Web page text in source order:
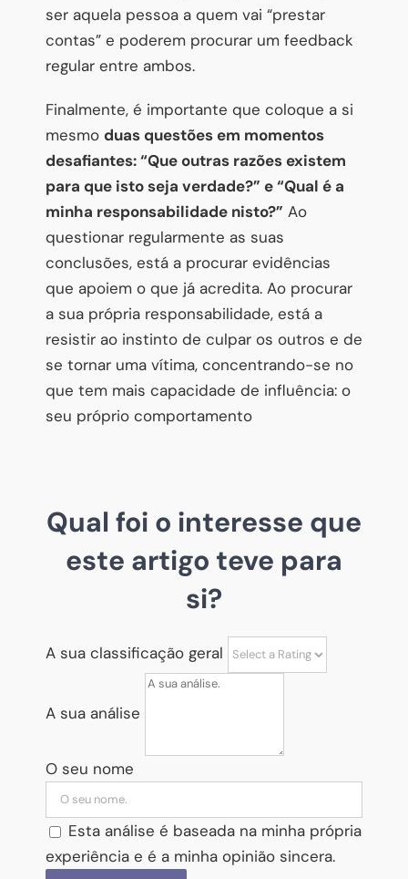
ser aquela pessoa a quem vai “prestar
contas” e poderem procurar um feedback
regular entre ambos.
Finalmente, é importante que coloque a si
mesmo duas questões em momentos
desafiantes: “Que outras razões existem
para que isto seja verdade?” e “Qual é a
minha responsabilidade nisto?” Ao
questionar regularmente as suas
conclusões, está a procurar evidências
que apoiem o que já acredita. Ao procurar
a sua própria responsabilidade, está a
resistir ao instinto de culpar os outros e de
se tornar uma vítima, concentrando-se no
que tem mais capacidade de influência: o
seu próprio comportamento
Qual foi o interesse que
este artigo teve para
si?
A sua classificação geral
A sua análise
O seu nome
Esta análise é baseada na minha própria
experiência e é a minha opinião sincera.